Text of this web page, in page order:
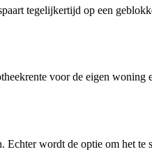
tegelijkertijd op een
voor de eigen
wordt de optie om het